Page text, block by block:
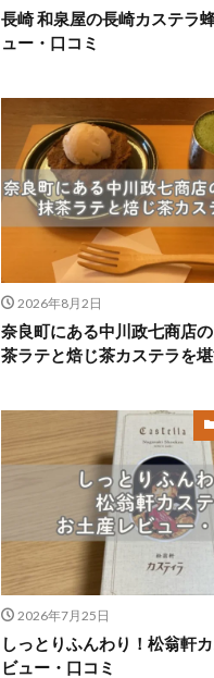
長崎 和泉屋の長崎カステラ
ュー・口コミ
2026年8月2日
奈良町にある中川政七商店
茶ラテと焙じ茶カステラを
2026年7月25日
しっとりふんわり！松翁軒
ビュー・口コミ